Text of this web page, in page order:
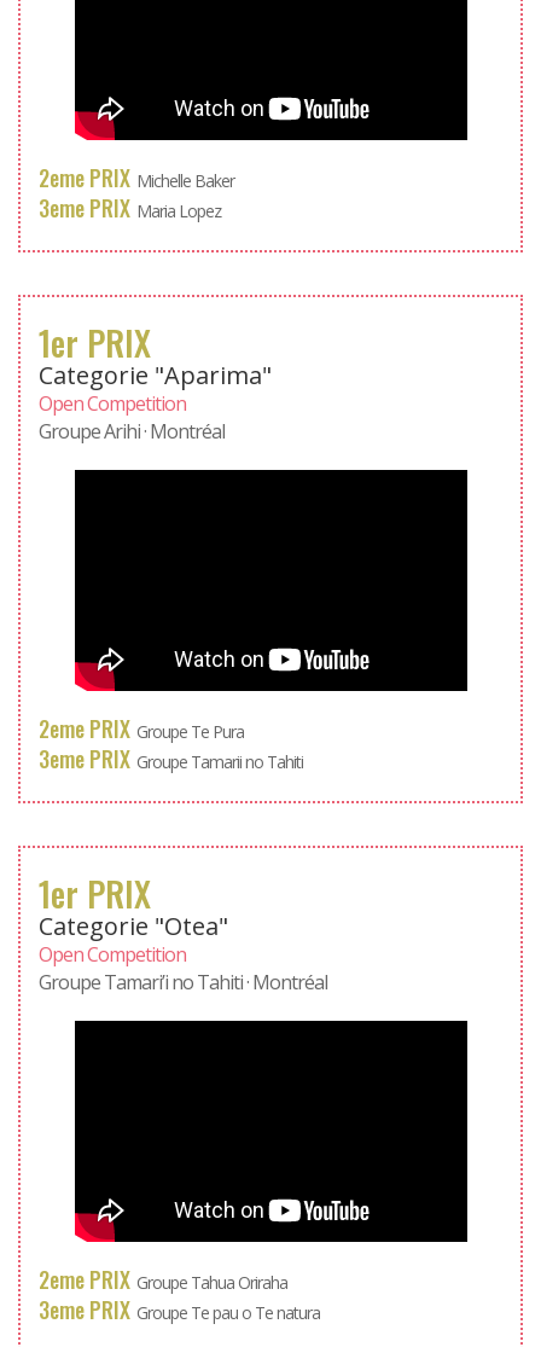
2eme PRIX Michelle Baker
3eme PRIX Maria Lopez
1er PRIX
Categorie "Aparima"
Open Competition
Groupe Arihi · Montréal
2eme PRIX Groupe Te Pura
3eme PRIX Groupe Tamarii no Tahiti
1er PRIX
Categorie "Otea"
Open Competition
Groupe Tamari’i no Tahiti · Montréal
2eme PRIX Groupe Tahua Oriraha
3eme PRIX Groupe Te pau o Te natura